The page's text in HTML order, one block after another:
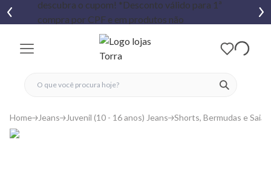
ver
fechar menu
fechar menu
favoritos
Home Jeans Juvenil (10 - 16 anos) Jeans Shorts, Bermudas e Saias